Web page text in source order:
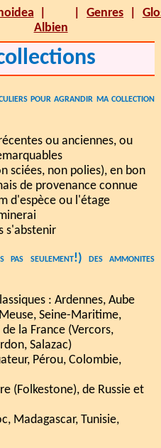
Albien
Genres
pour agrandir ma collection
ou anciennes, ou
sciées, non polies), en bon
de provenance connue
d'espèce ou l'étage
s'abstenir
seulement!) des ammonites
: Ardennes, Aube
Seine-Maritime,
la France (Vercors,
Salazac)
Pérou, Colombie,
(Folkestone), de Russie et
Madagascar, Tunisie,